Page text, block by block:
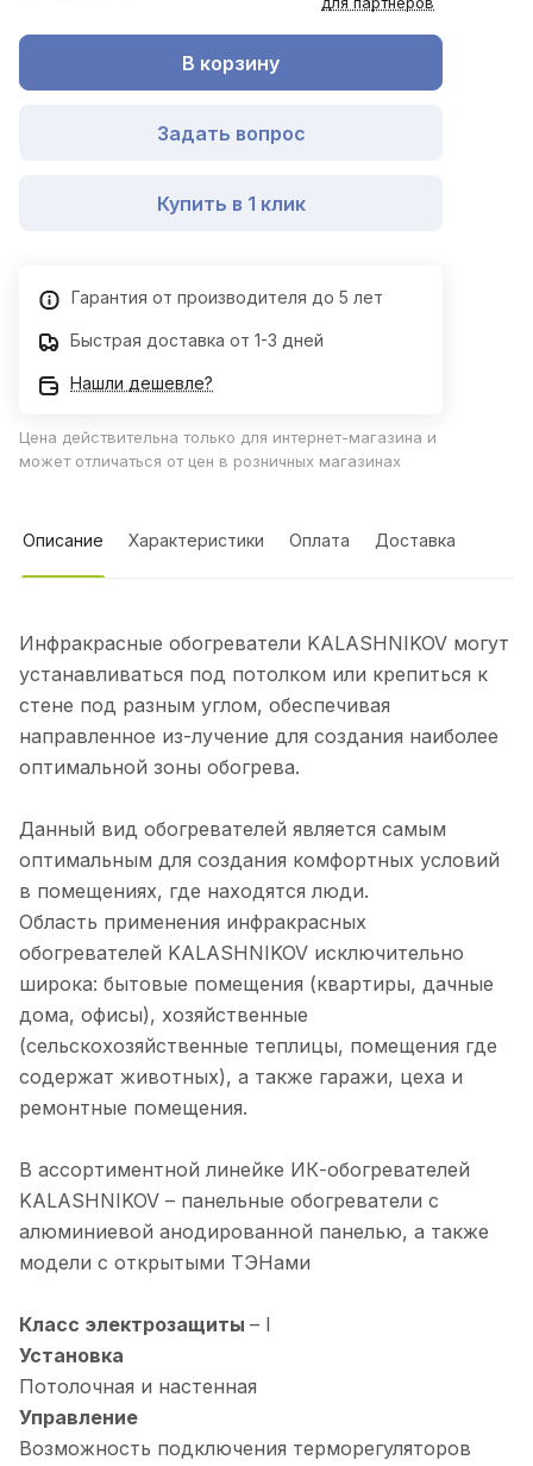
В корзину
Задать вопрос
Купить в 1 клик
Гарантия от производителя до 5 лет
Быстрая доставка от 1-3 дней
Нашли дешевле?
Цена действительна только для интернет-магазина и
может отличаться от цен в розничных магазинах
Описание Характеристики Оплата Доставка
Инфракрасные обогреватели KALASHNIKOV могут
устанавливаться под потолком или крепиться к
стене под разным углом, обеспечивая
направленное из-лучение для создания наиболее
оптимальной зоны обогрева.
Данный вид обогревателей является самым
оптимальным для создания комфортных условий
в помещениях, где находятся люди.
Область применения инфракрасных
обогревателей KALASHNIKOV исключительно
широка: бытовые помещения (квартиры, дачные
дома, офисы), хозяйственные
(сельскохозяйственные теплицы, помещения где
содержат животных), а также гаражи, цеха и
ремонтные помещения.
В ассортиментной линейке ИК-обогревателей
KALASHNIKOV – панельные обогреватели с
алюминиевой анодированной панелью, а также
модели с открытыми ТЭНами
Класс электрозащиты – I
Установка
Потолочная и настенная
Управление
Возможность подключения терморегуляторов